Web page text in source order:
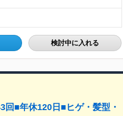
検討中に入れる
■年休120日■ヒゲ・髪型・